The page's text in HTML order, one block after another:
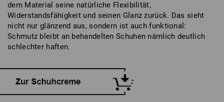
dem Material seine natürliche Flexibilität,
Widerstandsfähigkeit und seinen Glanz zurück. Das sieht
nicht nur glänzend aus, sondern ist auch funktional:
Schmutz bleibt an behandelten Schuhen nämlich deutlich
schlechter haften.